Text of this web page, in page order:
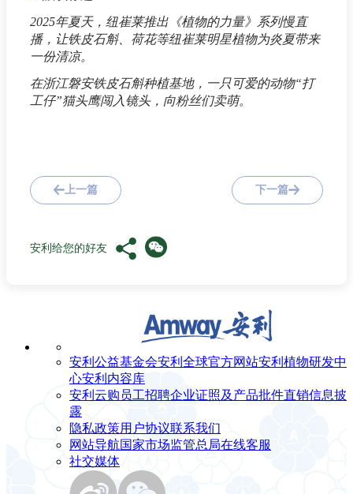
2025年夏天，纽崔莱推出《植物的力量》系列慢直
播，让铁皮石斛、荷花等纽崔莱明星植物为炎夏带来
一份清凉。
在浙江磐安铁皮石斛种植基地，一只可爱的动物“打
工仔”猫头鹰闯入镜头，向粉丝们卖萌。
上一篇 下一篇
安利给您的好友
安利公益基金会安利全球官方网站安利植物研发中
心安利内容库
安利云购 员工招聘企业证照及产品批件直销信息披
露
隐私政策用户协议联系我们
网站导航国家市场监管总局在线客服
社交媒体